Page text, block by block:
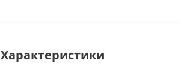
Характеристики